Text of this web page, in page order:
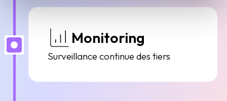
Monitoring
Surveillance continue des tiers